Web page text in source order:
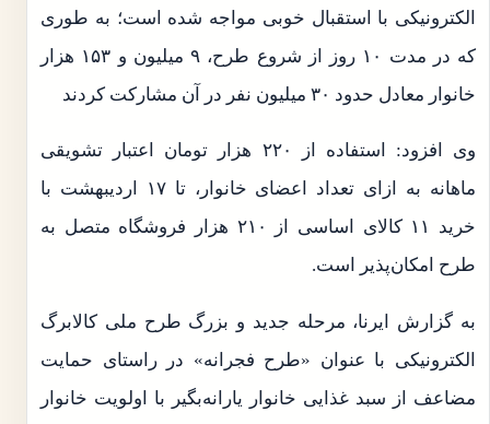
الکترونیکی با استقبال خوبی مواجه شده است؛ به طوری
که در مدت ۱۰ روز از شروع طرح، ۹ میلیون و ۱۵۳ هزار
خانوار معادل حدود ۳۰ میلیون نفر در آن مشارکت کردند
وی افزود: استفاده از ۲۲۰ هزار تومان اعتبار تشویقی
ماهانه به ازای تعداد اعضای خانوار، تا ۱۷ اردیبهشت با
خرید ۱۱ کالای اساسی از ۲۱۰ هزار فروشگاه متصل به
طرح امکان‌پذیر است.
به گزارش ایرنا، مرحله جدید و بزرگ طرح ملی کالابرگ
الکترونیکی با عنوان «طرح فجرانه» در راستای حمایت
مضاعف از سبد غذایی خانوار یارانه‌بگیر با اولویت خانوار